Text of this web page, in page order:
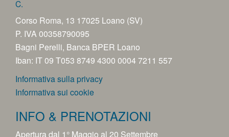
C.
Corso Roma, 13 17025 Loano (SV)
P. IVA 00358790095
Bagni Perelli, Banca BPER Loano
Iban: IT 09 T053 8749 4300 0004 7211 557
Informativa sulla privacy
Informativa sui cookie
INFO & PRENOTAZIONI
Apertura dal 1° Maggio al 20 Settembre